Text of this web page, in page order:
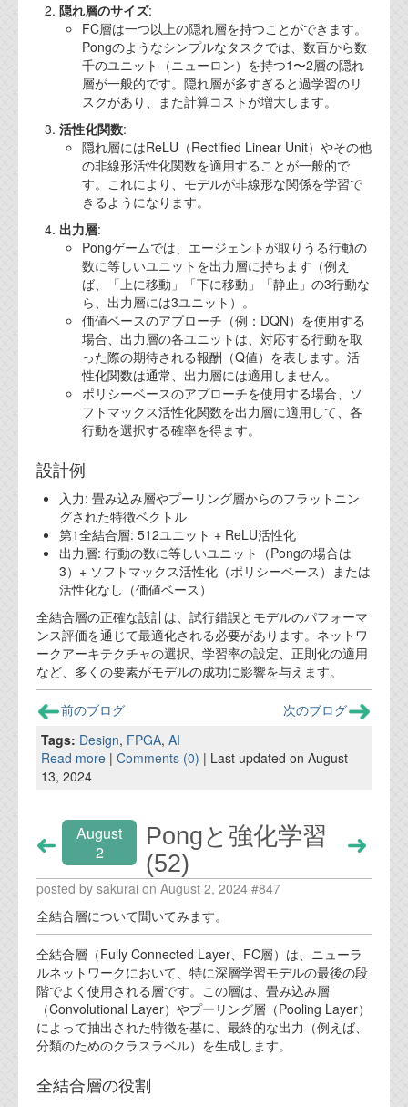
隠れ層のサイズ:
FC層は一つ以上の隠れ層を持つことができます。
Pongのようなシンプルなタスクでは、数百から数
千のユニット（ニューロン）を持つ1〜2層の隠れ
層が一般的です。隠れ層が多すぎると過学習のリ
スクがあり、また計算コストが増大します。
活性化関数:
隠れ層にはReLU（Rectified Linear Unit）やその他
の非線形活性化関数を適用することが一般的で
す。これにより、モデルが非線形な関係を学習で
きるようになります。
出力層:
Pongゲームでは、エージェントが取りうる行動の
数に等しいユニットを出力層に持ちます（例え
ば、「上に移動」「下に移動」「静止」の3行動な
ら、出力層には3ユニット）。
価値ベースのアプローチ（例：DQN）を使用する
場合、出力層の各ユニットは、対応する行動を取
った際の期待される報酬（Q値）を表します。活
性化関数は通常、出力層には適用しません。
ポリシーベースのアプローチを使用する場合、ソ
フトマックス活性化関数を出力層に適用して、各
行動を選択する確率を得ます。
設計例
入力: 畳み込み層やプーリング層からのフラットニン
グされた特徴ベクトル
第1全結合層: 512ユニット + ReLU活性化
出力層: 行動の数に等しいユニット（Pongの場合は
3）+ ソフトマックス活性化（ポリシーベース）または
活性化なし（価値ベース）
全結合層の正確な設計は、試行錯誤とモデルのパフォーマ
ンス評価を通じて最適化される必要があります。ネットワ
ークアーキテクチャの選択、学習率の設定、正則化の適用
など、多くの要素がモデルの成功に影響を与えます。
前のブログ
次のブログ
Tags: Design, FPGA, AI
Read more | Comments (0) | Last updated on August
13, 2024
August
2
Pongと強化学習
(52)
posted by sakurai on August 2, 2024 #847
全結合層について聞いてみます。
全結合層（Fully Connected Layer、FC層）は、ニューラ
ルネットワークにおいて、特に深層学習モデルの最後の段
階でよく使用される層です。この層は、畳み込み層
（Convolutional Layer）やプーリング層（Pooling Layer）
によって抽出された特徴を基に、最終的な出力（例えば、
分類のためのクラスラベル）を生成します。
全結合層の役割